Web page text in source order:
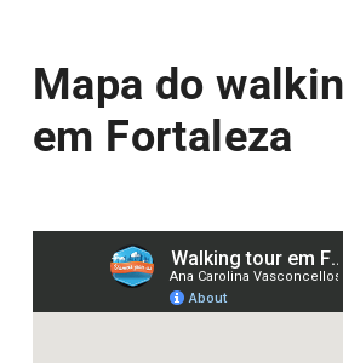
Mapa do
em Fortaleza